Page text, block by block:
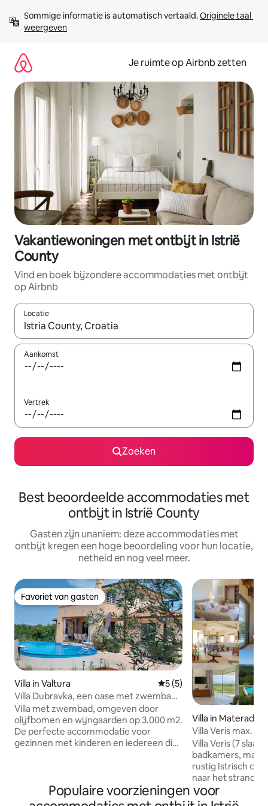
direct
naar
Sommige informatie is automatisch vertaald. Originele taal
weergeven
Je ruimte op Airbnb zetten
Vakantiewoningen met ontbijt in Istrië
County
Vind en boek bijzondere accommodaties met ontbijt
op Airbnb
Locatie
Wanneer er suggesties beschikbaar zijn, maak je een keuze
Aankomst
Vertrek
Zoeken
Best beoordeelde accommodaties met
ontbijt in Istrië County
Gasten zijn unaniem: deze accommodaties met
ontbijt kregen een hoge beoordeling voor hun locatie,
netheid en nog veel meer.
Favoriet van gasten
Favoriet van gasten
Villa in Valtura Gemiddelde beoordeling
5 (5)
Villa Dubravka, een oase met zwembad
in Maslenik
Villa met zwembad, omgeven door
olijfbomen en wijngaarden op 3.000 m2.
De perfecte accommodatie voor
gezinnen met kinderen en iedereen die
beschikbaar op de begane grond. Alle
kamers zijn voorzien van
Villa in Materada
Villa Veris max.
uitzicht op zee
Villa Veris (7
badkamers, max.
rustig Istrisch
naar het strand
volledig
inductie, 2
Populaire voorzieningen voor